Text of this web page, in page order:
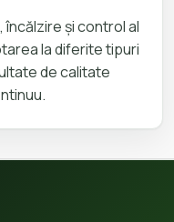
și control al
la diferite tipuri
de calitate